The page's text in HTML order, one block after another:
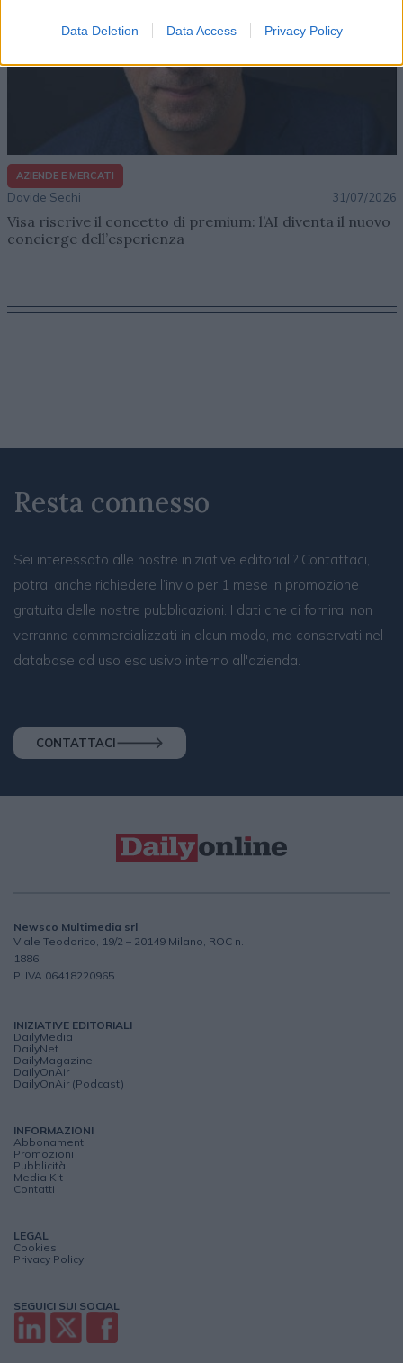
Data Deletion Data Access Privacy Policy
AZIENDE E MERCATI
Davide Sechi 31/07/2026
Visa riscrive il concetto di premium: l’AI diventa il nuovo
concierge dell’esperienza
Resta connesso
Sei interessato alle nostre iniziative editoriali? Contattaci,
potrai anche richiedere l’invio per 1 mese in promozione
gratuita delle nostre pubblicazioni. I dati che ci fornirai non
verranno commercializzati in alcun modo, ma conservati nel
database ad uso esclusivo interno all'azienda.
CONTATTACI
Newsco Multimedia srl
Viale Teodorico, 19/2 – 20149 Milano, ROC n.
1886
P. IVA 06418220965
INIZIATIVE EDITORIALI
DailyMedia
DailyNet
DailyMagazine
DailyOnAir
DailyOnAir (Podcast)
INFORMAZIONI
Abbonamenti
Promozioni
Pubblicità
Media Kit
Contatti
LEGAL
Cookies
Privacy Policy
SEGUICI SUI SOCIAL